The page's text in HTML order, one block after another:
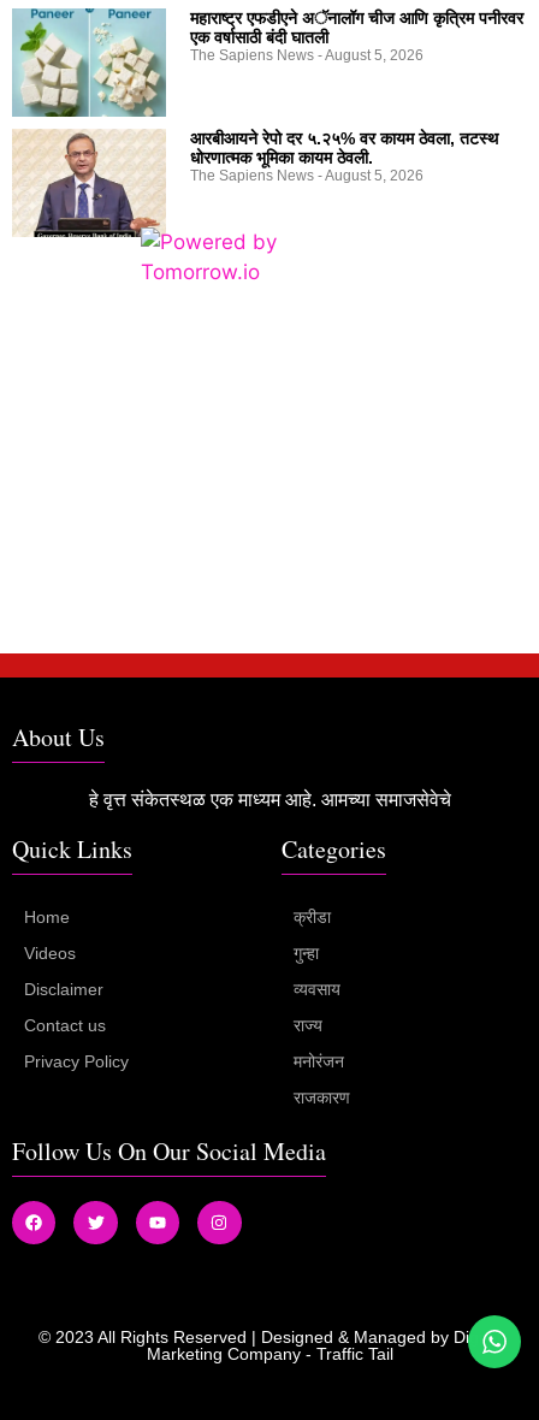
महाराष्ट्र एफडीएने अॅनालॉग चीज आणि कृत्रिम पनीरवर
एक वर्षासाठी बंदी घातली
The Sapiens News August 5, 2026
आरबीआयने रेपो दर ५.२५% वर कायम ठेवला, तटस्थ
धोरणात्मक भूमिका कायम ठेवली.
The Sapiens News August 5, 2026
About Us
हे वृत्त संकेतस्थळ एक माध्यम आहे. आमच्या समाजसेवेचे
Quick Links
Home
Videos
Disclaimer
Contact us
Privacy Policy
Categories
क्रीडा
गुन्हा
व्यवसाय
राज्य
मनोरंजन
राजकारण
Follow Us On Our Social Media
© 2023 All Rights Reserved | Designed & Managed by Digital
Marketing Company - Traffic Tail